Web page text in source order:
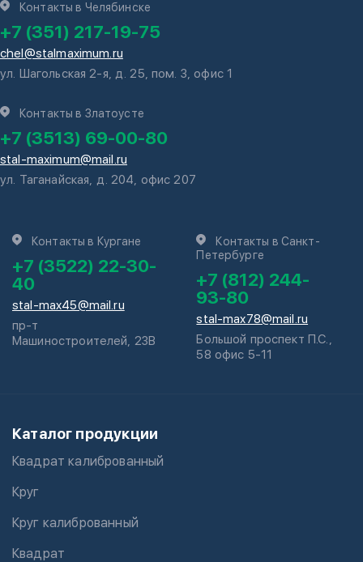
Контакты в Челябинске
+7 (351) 217-19-75
chel@stalmaximum.ru
ул. Шагольская 2-я, д. 25, пом. 3, офис 1
Контакты в Златоусте
+7 (3513) 69-00-80
stal-maximum@mail.ru
ул. Таганайская, д. 204, офис 207
Контакты в Кургане
+7 (3522) 22-30-
40
stal-max45@mail.ru
пр-т
Машиностроителей, 23В
Контакты в Санкт-
Петербурге
+7 (812) 244-
93-80
stal-max78@mail.ru
Большой проспект П.С.,
58 офис 5-11
Каталог продукции
Квадрат калиброванный
Круг
Круг калиброванный
Квадрат